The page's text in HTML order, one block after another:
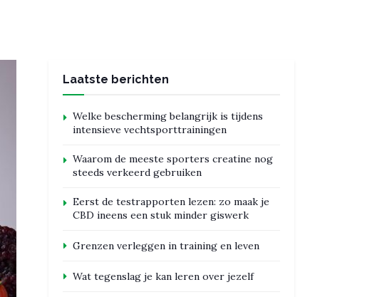
Laatste berichten
Welke bescherming belangrijk is tijdens
intensieve vechtsporttrainingen
Waarom de meeste sporters creatine nog
steeds verkeerd gebruiken
Eerst de testrapporten lezen: zo maak je
CBD ineens een stuk minder giswerk
Grenzen verleggen in training en leven
Wat tegenslag je kan leren over jezelf